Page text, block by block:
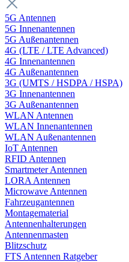
5G Antennen
5G Innenantennen
5G Außenantennen
4G (LTE / LTE Advanced)
4G Innenantennen
4G Außenantennen
3G (UMTS / HSDPA / HSPA)
3G Innenantennen
3G Außenantennen
WLAN Antennen
WLAN Innenantennen
WLAN Außenantennen
IoT Antennen
RFID Antennen
Smartmeter Antennen
LORA Antennen
Microwave Antennen
Fahrzeugantennen
Montagematerial
Antennenhalterungen
Antennenmasten
Blitzschutz
FTS Antennen Ratgeber